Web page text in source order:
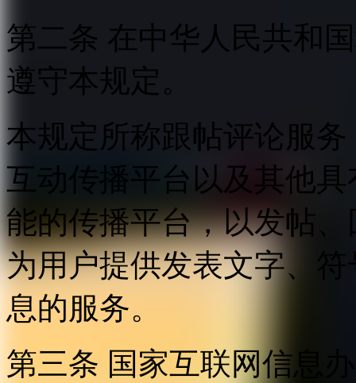
第二条 在中华人民共和
遵守本规定。
本规定所称跟帖评论服
互动传播平台以及其他
能的传播平台，以发帖
为用户提供发表文字、
息的服务。
第三条 国家互联网信息